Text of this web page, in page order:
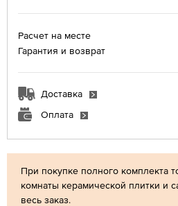
При покупке полного комплекта
комнаты керамической плитки и
весь заказ.
Расчет на месте
Гарантия и возврат
Доставка
Оплата